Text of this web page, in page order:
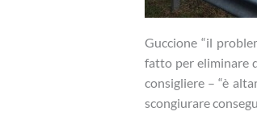
Guccione “il
fatto per eliminare
consigliere – “è
scongiurare